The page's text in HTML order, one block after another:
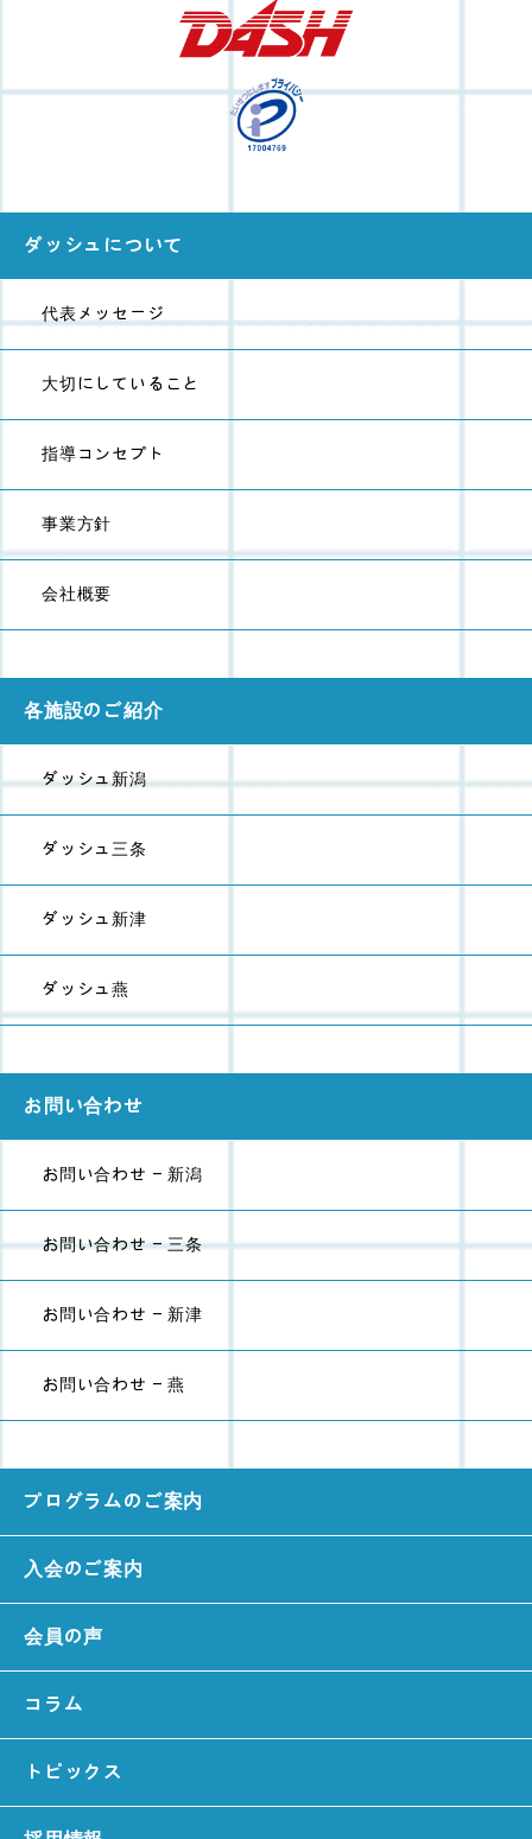
ダッシュについて
代表メッセージ
大切にしていること
指導コンセプト
事業方針
会社概要
各施設のご紹介
ダッシュ新潟
ダッシュ三条
ダッシュ新津
ダッシュ燕
お問い合わせ
お問い合わせ - 新潟
お問い合わせ - 三条
お問い合わせ - 新津
お問い合わせ - 燕
プログラムのご案内
入会のご案内
会員の声
コラム
トピックス